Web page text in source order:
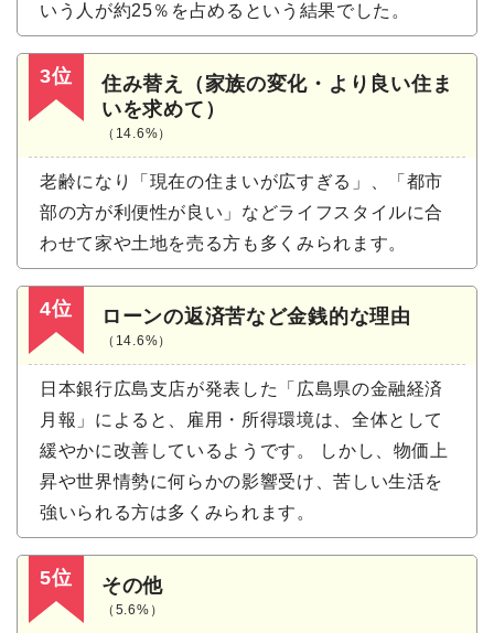
いう人が約25％を占めるという結果でした。
3位
住み替え（家族の変化・より良い住ま
いを求めて）
（14.6%）
老齢になり「現在の住まいが広すぎる」、「都市
部の方が利便性が良い」などライフスタイルに合
わせて家や土地を売る方も多くみられます。
4位 ローンの返済苦など金銭的な理由
（14.6%）
日本銀行広島支店が発表した「広島県の金融経済
月報」によると、雇用・所得環境は、全体として
緩やかに改善しているようです。 しかし、物価上
昇や世界情勢に何らかの影響受け、苦しい生活を
強いられる方は多くみられます。
5位 その他
（5.6%）